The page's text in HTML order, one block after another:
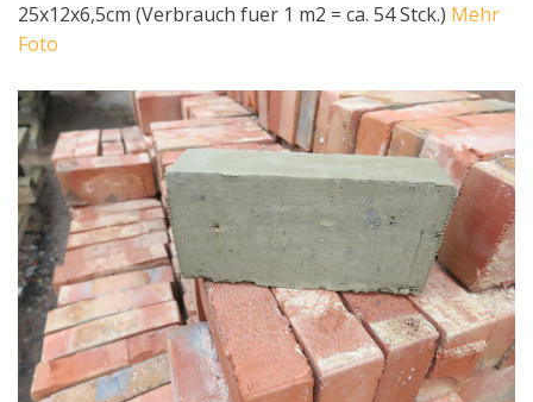
25x12x6,5cm (Verbrauch fuer 1 m2 = ca. 54 Stck.) Mehr
Foto